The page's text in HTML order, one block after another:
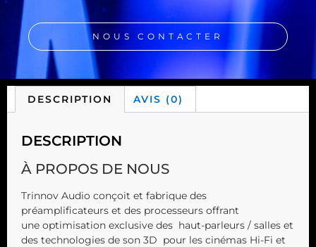
NOUS CONTACTER
DESCRIPTION AVIS (0)
DESCRIPTION
À PROPOS DE NOUS
Trinnov Audio conçoit et fabrique des
préamplificateurs et des processeurs offrant
une optimisation exclusive des haut-parleurs / salles et
des technologies de son 3D pour les cinémas Hi-Fi et